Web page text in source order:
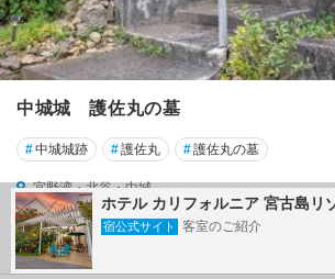
中城城 護佐丸の墓
#中城城跡 #護佐丸 #護佐丸の墓
宜野湾・北谷・中城
3 2026/01/20～
ホテル カリフォルニア 宮古島リ
宿公式サイト 客室のご紹介